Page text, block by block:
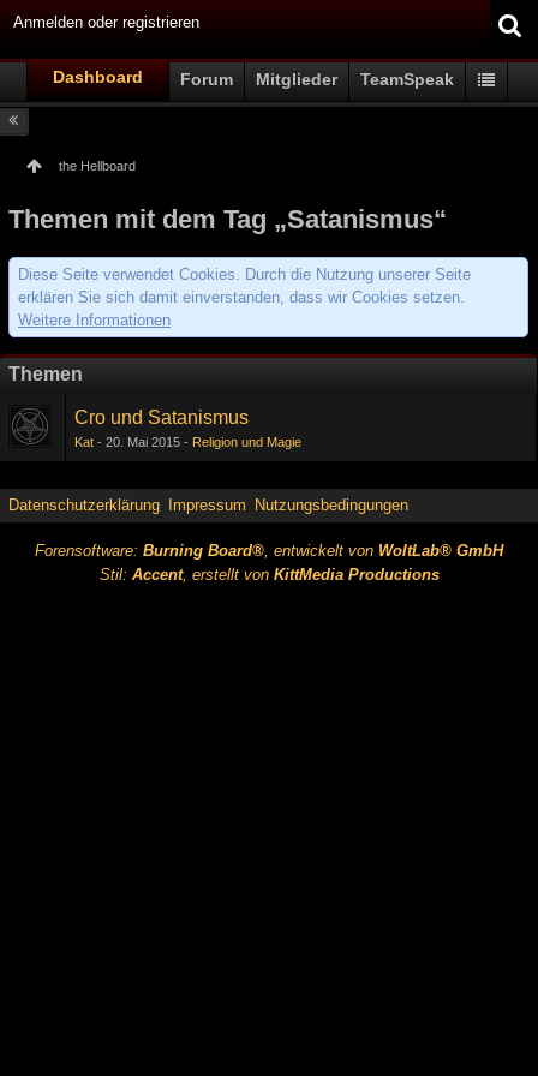
Anmelden oder registrieren
Dashboard Forum Mitglieder TeamSpeak
the Hellboard
Themen mit dem Tag „Satanismus“
Diese Seite verwendet Cookies. Durch die Nutzung unserer Seite
erklären Sie sich damit einverstanden, dass wir Cookies setzen.
Weitere Informationen
Themen
Cro und Satanismus
Kat 20. Mai 2015 Religion und Magie
Datenschutzerklärung Impressum Nutzungsbedingungen
Forensoftware: Burning Board®, entwickelt von WoltLab® GmbH
Stil: Accent, erstellt von KittMedia Productions